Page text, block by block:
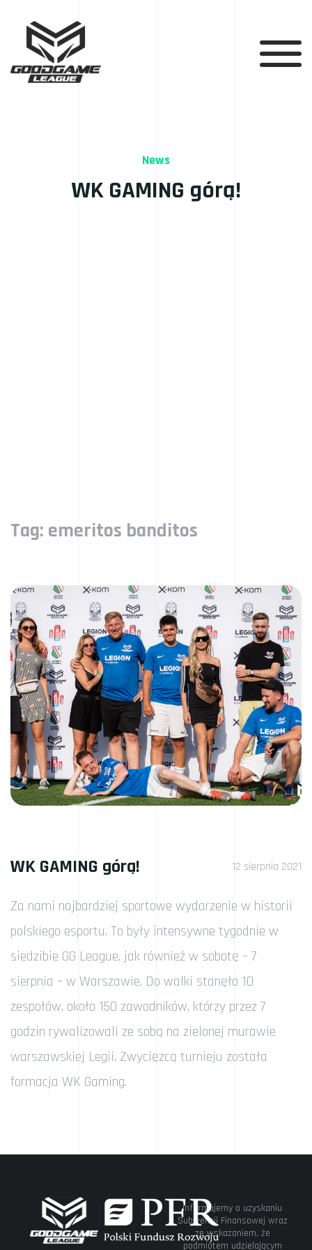
News
WK GAMING górą!
Tag: emeritos banditos
WK GAMING górą! 12 sierpnia 2021
Za nami najbardziej sportowe wydarzenie w historii
polskiego esportu. To były intensywne tygodnie w
siedzibie GG League, jak również w sobotę – 7
sierpnia – w Warszawie. Do walki stanęło 10
zespołów, około 150 zawodników, którzy przez 7
godzin rywalizowali ze sobą na zielonej murawie
warszawskiej Legii. Zwycięzcą turnieju została
formacja WK Gaming.
Informujemy o uzyskaniu
Subwencji Finansowej wraz
ze wskazaniem, że
podmiotem udzielającym